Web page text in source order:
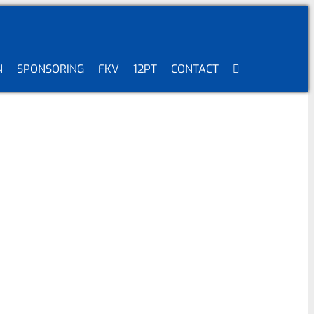
SPONSORING FKV 12PT CONTACT